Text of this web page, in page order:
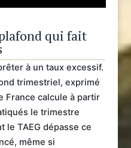
qui fait
à un taux excessif.
trimestriel, exprimé
France calcule à partir
le trimestre
le TAEG dépasse ce
même si